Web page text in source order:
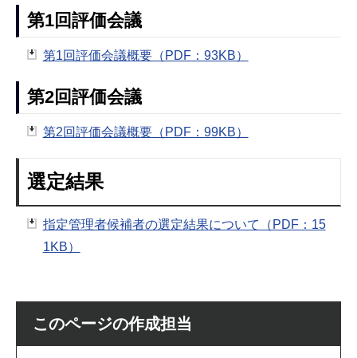
第1回評価会議
第1回評価会議概要（PDF：93KB）
第2回評価会議
第2回評価会議概要（PDF：99KB）
選定結果
指定管理者候補者の選定結果について（PDF：15
1KB）
このページの作成担当